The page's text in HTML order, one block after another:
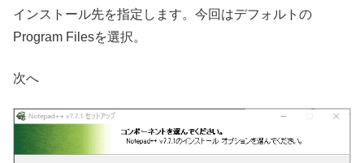
インストール先を指定します。今回はデフォルトの
Program Filesを選択。
次へ